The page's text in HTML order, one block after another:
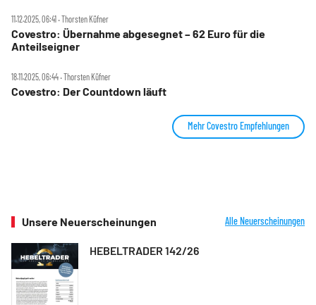
11.12.2025, 06:41 ‧ Thorsten Küfner
Covestro: Übernahme abgesegnet – 62 Euro für die
Anteilseigner
18.11.2025, 06:44 ‧ Thorsten Küfner
Covestro: Der Countdown läuft
Mehr Covestro Empfehlungen
Unsere Neuerscheinungen Alle Neuerscheinungen
HEBELTRADER 142/26